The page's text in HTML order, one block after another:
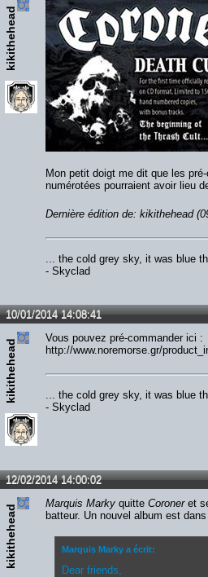
kikithehead
Mon petit doigt me dit que les
numérotées pourraient avoir lieu
Dernière édition de: kikithehead
... the cold grey sky, it was blue
- Skyclad
10/01/2014 14:08:41
kikithehead
Vous pouvez pré-commander ici :
http://www.noremorse.gr/
... the cold grey sky, it was blue
- Skyclad
12/02/2014 14:00:02
kikithehead
Marquis Marky quitte Coroneret
batteur. Un nouvel album est dans
Marquis Marky a écrit:
Dear friends,